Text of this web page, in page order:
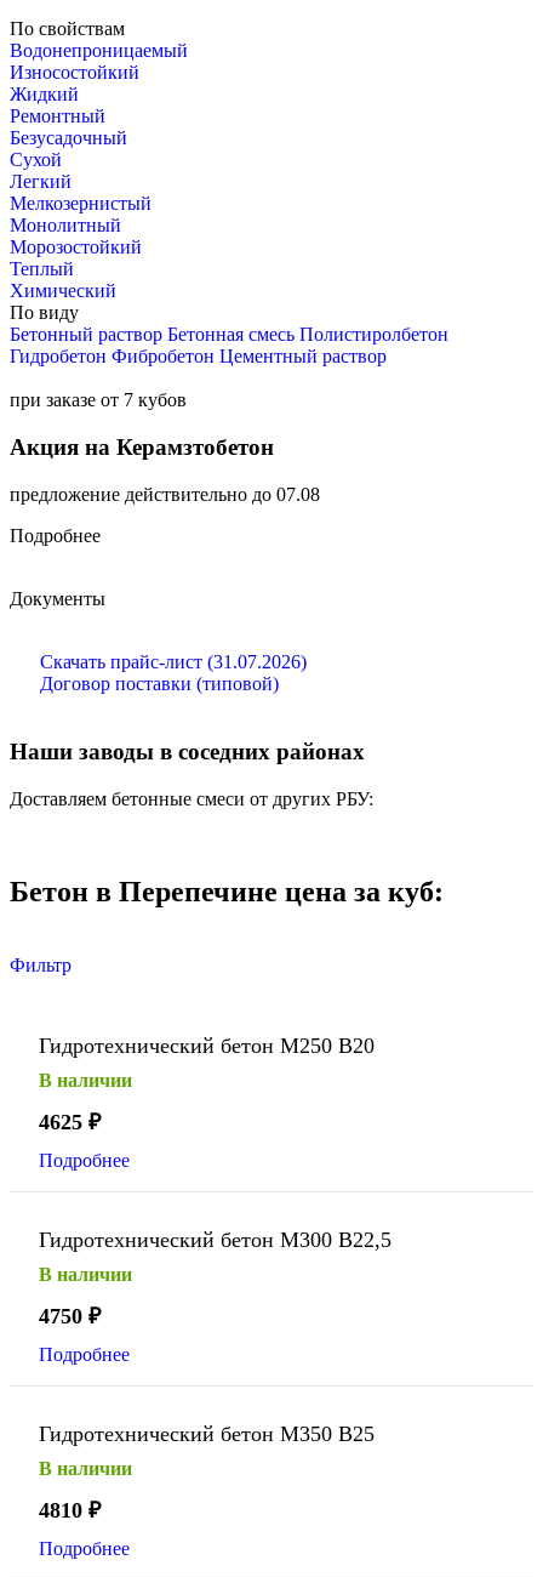
По свойствам
Водонепроницаемый
Износостойкий
Жидкий
Ремонтный
Безусадочный
Сухой
Легкий
Мелкозернистый
Монолитный
Морозостойкий
Теплый
Химический
По виду
Бетонный раствор Бетонная смесь Полистиролбетон
Гидробетон Фибробетон Цементный раствор
при заказе от 7 кубов
Акция на Керамзтобетон
предложение действительно до 07.08
Подробнее
Документы
Скачать прайс-лист (31.07.2026)
Договор поставки (типовой)
Наши заводы в соседних районах
Доставляем бетонные смеси от других РБУ:
Бетон в Перепечине цена за куб:
Фильтр
Гидротехнический бетон М250 В20
В наличии
4625 ₽
Подробнее
Гидротехнический бетон М300 В22,5
В наличии
4750 ₽
Подробнее
Гидротехнический бетон М350 В25
В наличии
4810 ₽
Подробнее